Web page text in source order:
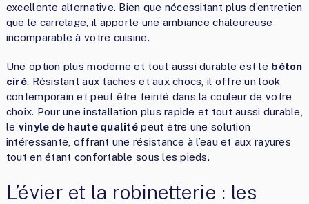
excellente alternative. Bien que nécessitant plus d’entretien
que le carrelage, il apporte une ambiance chaleureuse
incomparable à votre cuisine.
Une option plus moderne et tout aussi durable est le béton
ciré. Résistant aux taches et aux chocs, il offre un look
contemporain et peut être teinté dans la couleur de votre
choix. Pour une installation plus rapide et tout aussi durable,
le vinyle de haute qualitépeut être une solution
intéressante, offrant une résistance à l’eau et aux rayures
tout en étant confortable sous les pieds.
L’évier et la robinetterie : les